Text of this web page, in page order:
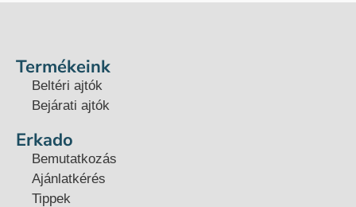
Termékeink
Beltéri ajtók
Bejárati ajtók
Erkado
Bemutatkozás
Ajánlatkérés
Tippek